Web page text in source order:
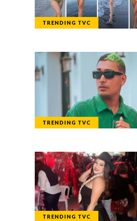
TRENDING TVC
TRENDING TVC
TRENDING TVC